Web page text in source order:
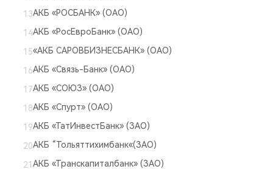
АКБ «РОСБАНК» (ОАО)
АКБ «РосЕвроБанк» (ОАО)
«АКБ САРОВБИЗНЕСБАНК» (ОАО)
АКБ «Связь-Банк» (ОАО)
АКБ «СОЮЗ» (ОАО)
АКБ «Спурт» (ОАО)
АКБ «ТатИнвестБанк» (ЗАО)
АКБ “Тольяттихимбанк«(ЗАО)
АКБ «Транскапиталбанк» (ЗАО)